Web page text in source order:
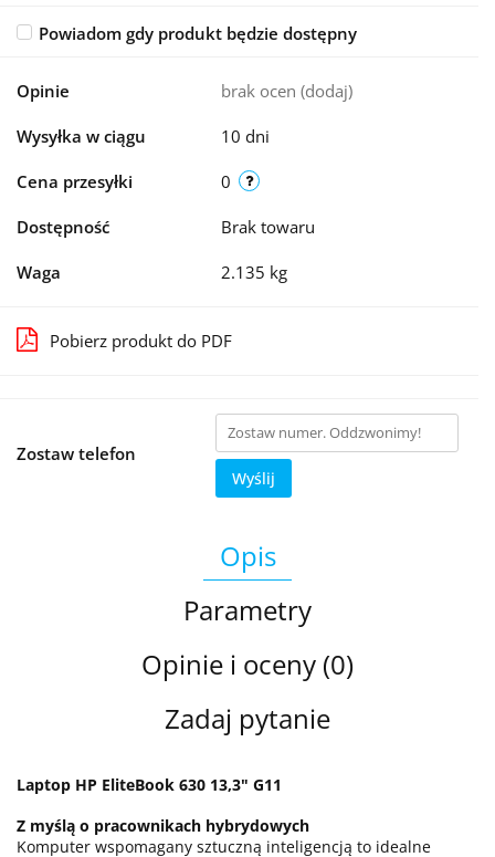
Powiadom gdy produkt będzie dostępny
Opinie brak ocen (dodaj)
Wysyłka w ciągu 10 dni
Cena przesyłki 0
Dostępność Brak towaru
Waga 2.135 kg
Pobierz produkt do PDF
Zostaw telefon
Wyślij
Opis
Parametry
Opinie i oceny (0)
Zadaj pytanie
Laptop HP EliteBook 630 13,3" G11
Z myślą o pracownikach hybrydowych
Komputer wspomagany sztuczną inteligencją to idealne